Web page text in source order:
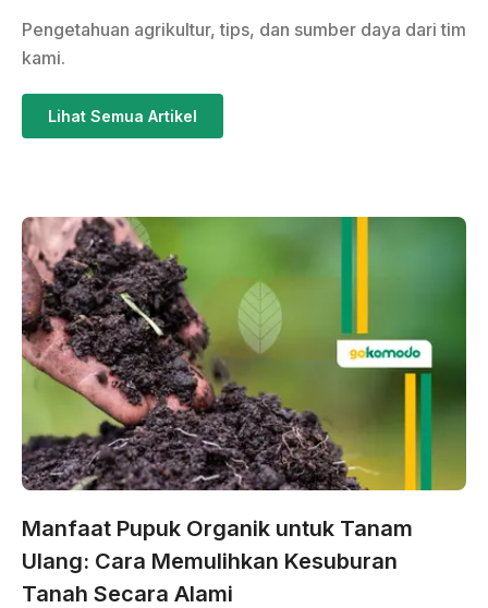
Pengetahuan agrikultur, tips, dan sumber daya dari tim
kami.
Lihat Semua Artikel
Manfaat Pupuk Organik untuk Tanam
Ulang: Cara Memulihkan Kesuburan
Tanah Secara Alami